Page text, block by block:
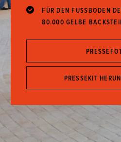
FÜR DEN FUSSBODEN
0.000 GELBE
PRESSEKIT